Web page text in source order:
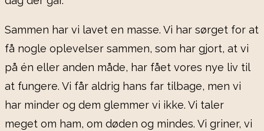
Sammen har vi lavet en masse. Vi har sørget for at
få nogle oplevelser sammen, som har gjort, at vi
på én eller anden måde, har fået vores nye liv til
at fungere. Vi får aldrig hans far tilbage, men vi
har minder og dem glemmer vi ikke. Vi taler
meget om ham, om døden og mindes. Vi griner, vi